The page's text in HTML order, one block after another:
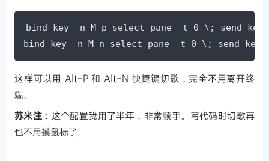
bind-key -n M-p select-pane -t 0 \; send-
bind-key -n M-n select-pane -t 0 \; send-keys
这样可以用 Alt+P 和 Alt+N 快捷键切歌，完全不用离开终
端。
苏米注 ：这个配置我用了半年，非常顺手。写代码时切歌再
也不用摸鼠标了。